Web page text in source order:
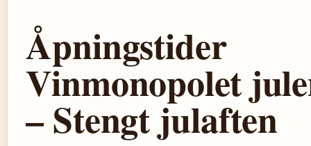
Åpningstider
Vinmonopolet
– Stengt julaften